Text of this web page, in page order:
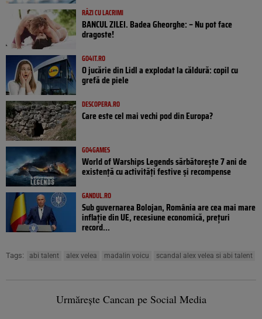
RÂZI CU LACRIMI
BANCUL ZILEI. Badea Gheorghe: – Nu pot face
dragoste!
GO4IT.RO
O jucărie din Lidl a explodat la căldură: copil cu
grefă de piele
DESCOPERA.RO
Care este cel mai vechi pod din Europa?
GO4GAMES
World of Warships Legends sărbătorește 7 ani de
existență cu activități festive și recompense
GANDUL.RO
Sub guvernarea Bolojan, România are cea mai mare
inflație din UE, recesiune economică, prețuri
record...
Tags: abi talent alex velea madalin voicu scandal alex velea si abi talent
Urmărește Cancan pe Social Media